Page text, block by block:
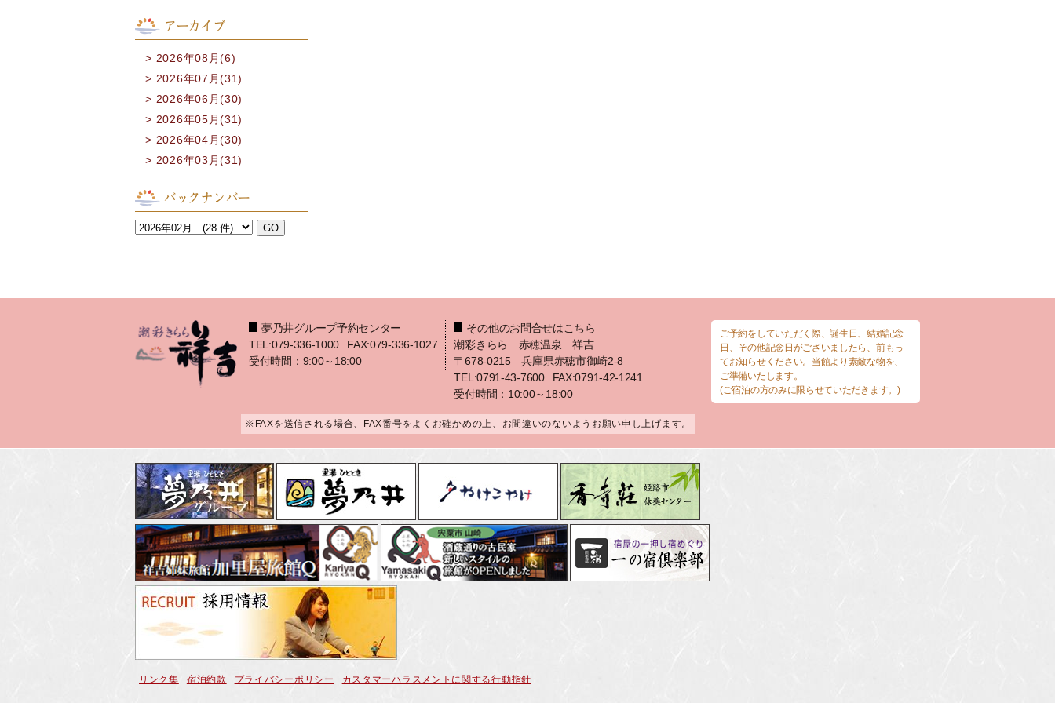
アーカイブ
2026年08月(6)
2026年07月(31)
2026年06月(30)
2026年05月(31)
2026年04月(30)
2026年03月(31)
バックナンバー
夢乃井グループ予約センター
TEL:079-336-1000
FAX:079-336-1027
受付時間：9:00～18:00
その他のお問合せはこちら
潮彩きらら 赤穂温泉 祥吉
〒678-0215 兵庫県赤穂市御崎2-8
TEL:0791-43-7600
FAX:0791-42-1241
受付時間：10:00～18:00
※FAXを送信される場合、FAX番号をよくお確かめの上、お間違いのないようお願い申し上げます。
ご予約をしていただく際、誕生日、結婚記念
日、その他記念日がございましたら、前もっ
てお知らせください。当館より素敵な物を、
ご準備いたします。
(ご宿泊の方のみに限らせていただきます。)
リンク集 宿泊約款 プライバシーポリシー カスタマーハラスメントに関する行動指針